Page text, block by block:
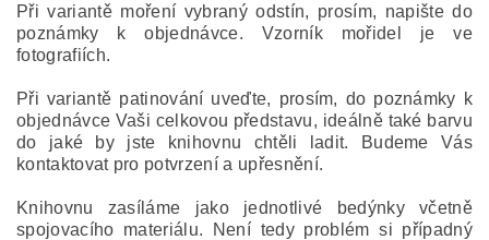
Při variantě moření vybraný odstín, prosím, napište do
poznámky k objednávce. Vzorník mořidel je ve
fotografiích.
Při variantě patinování uveďte, prosím, do poznámky k
objednávce Vaši celkovou představu, ideálně také barvu
do jaké by jste knihovnu chtěli ladit. Budeme Vás
kontaktovat pro potvrzení a upřesnění.
Knihovnu zasíláme jako jednotlivé bedýnky včetně
spojovacího materiálu. Není tedy problém si případný